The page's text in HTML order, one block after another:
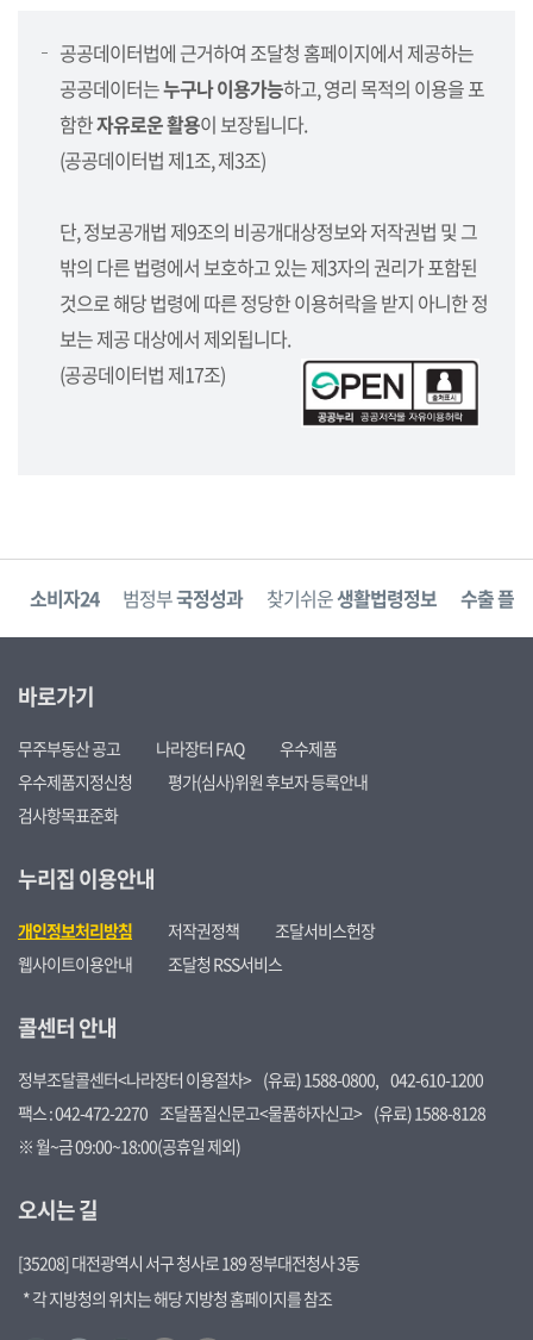
공공데이터법에 근거하여 조달청 홈페이지에서 제공하는
공공데이터는누구나 이용가능하고, 영리 목적의 이용을 포
함한자유로운 활용이 보장됩니다.
(공공데이터법 제1조, 제3조)
단, 정보공개법 제9조의 비공개대상정보와 저작권법 및 그
밖의 다른 법령에서 보호하고 있는 제3자의 권리가 포함된
것으로 해당 법령에 따른 정당한 이용허락을 받지 아니한 정
보는 제공 대상에서 제외됩니다.
(공공데이터법 제17조)
소비자24 범정부국정성과 찾기쉬운생활법령정보 수출 플
바로가기
무주부동산 공고 나라장터 FAQ
우수제품
우수제품지정신청
평가(심사)위원 후보자 등록안내
검사항목표준화
누리집 이용안내
개인정보처리방침 저작권정책
조달서비스헌장
웹사이트이용안내
조달청 RSS서비스
콜센터 안내
정부조달콜센터<나라장터 이용절차> (유료) 1588-0800, 042-610-1200
팩스 : 042-472-2270 조달품질신문고<물품하자신고> (유료) 1588-8128
※ 월~금 09:00~18:00(공휴일 제외)
오시는 길
[35208] 대전광역시 서구 청사로 189 정부대전청사 3동
* 각 지방청의 위치는 해당 지방청 홈페이지를 참조